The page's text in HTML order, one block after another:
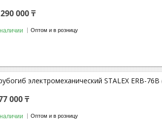
000 ₸
Оптом и в розницу
электромеханический STALEX ERB-
000 ₸
Оптом и в розницу